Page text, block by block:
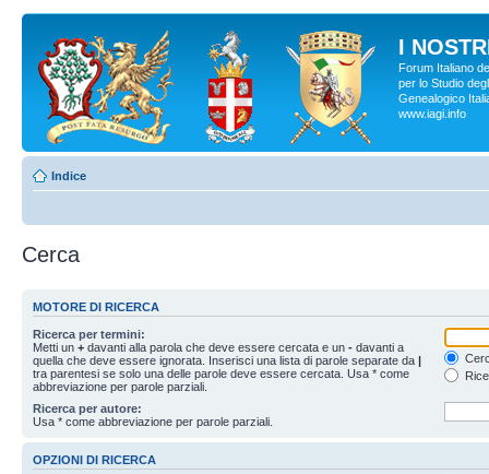
I
Forum Italiano
per lo Studio
Genealogico
www.iagi.info
Indice
Cerca
MOTORE DI RICERCA
Ricerca per termini:
Metti un + davanti alla parola che deve essere cercata e un - davanti a
quella che deve essere ignorata. Inserisci una lista di parole separate da |
tra parentesi se solo una delle parole deve essere cercata. Usa * come
abbreviazione per parole parziali.
Ricerca per autore:
Usa * come abbreviazione per parole parziali.
OPZIONI DI RICERCA